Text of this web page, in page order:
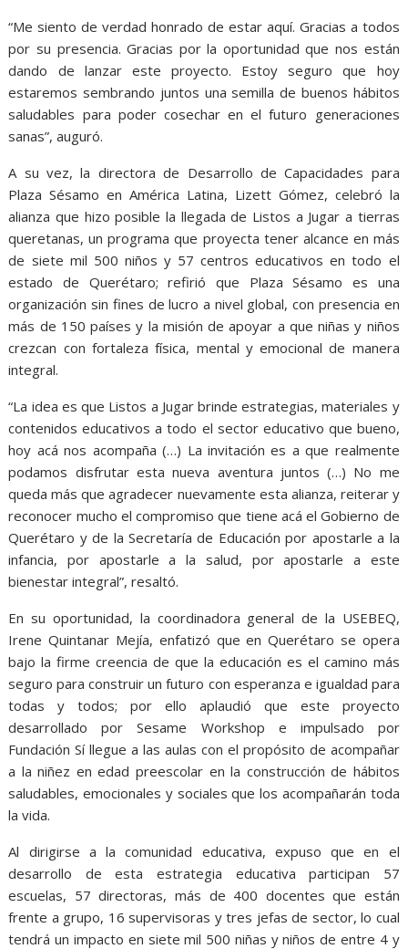
“Me siento de verdad honrado de estar aquí. Gracias a todos
por su presencia. Gracias por la oportunidad que nos están
dando de lanzar este proyecto. Estoy seguro que hoy
estaremos sembrando juntos una semilla de buenos hábitos
saludables para poder cosechar en el futuro generaciones
sanas”, auguró.
A su vez, la directora de Desarrollo de Capacidades para
Plaza Sésamo en América Latina, Lizett Gómez, celebró la
alianza que hizo posible la llegada de Listos a Jugar a tierras
queretanas, un programa que proyecta tener alcance en más
de siete mil 500 niños y 57 centros educativos en todo el
estado de Querétaro; refirió que Plaza Sésamo es una
organización sin fines de lucro a nivel global, con presencia en
más de 150 países y la misión de apoyar a que niñas y niños
crezcan con fortaleza física, mental y emocional de manera
integral.
“La idea es que Listos a Jugar brinde estrategias, materiales y
contenidos educativos a todo el sector educativo que bueno,
hoy acá nos acompaña (…) La invitación es a que realmente
podamos disfrutar esta nueva aventura juntos (…) No me
queda más que agradecer nuevamente esta alianza, reiterar y
reconocer mucho el compromiso que tiene acá el Gobierno de
Querétaro y de la Secretaría de Educación por apostarle a la
infancia, por apostarle a la salud, por apostarle a este
bienestar integral”, resaltó.
En su oportunidad, la coordinadora general de la USEBEQ,
Irene Quintanar Mejía, enfatizó que en Querétaro se opera
bajo la firme creencia de que la educación es el camino más
seguro para construir un futuro con esperanza e igualdad para
todas y todos; por ello aplaudió que este proyecto
desarrollado por Sesame Workshop e impulsado por
Fundación Sí llegue a las aulas con el propósito de acompañar
a la niñez en edad preescolar en la construcción de hábitos
saludables, emocionales y sociales que los acompañarán toda
la vida.
Al dirigirse a la comunidad educativa, expuso que en el
desarrollo de esta estrategia educativa participan 57
escuelas, 57 directoras, más de 400 docentes que están
frente a grupo, 16 supervisoras y tres jefas de sector, lo cual
tendrá un impacto en siete mil 500 niñas y niños de entre 4 y